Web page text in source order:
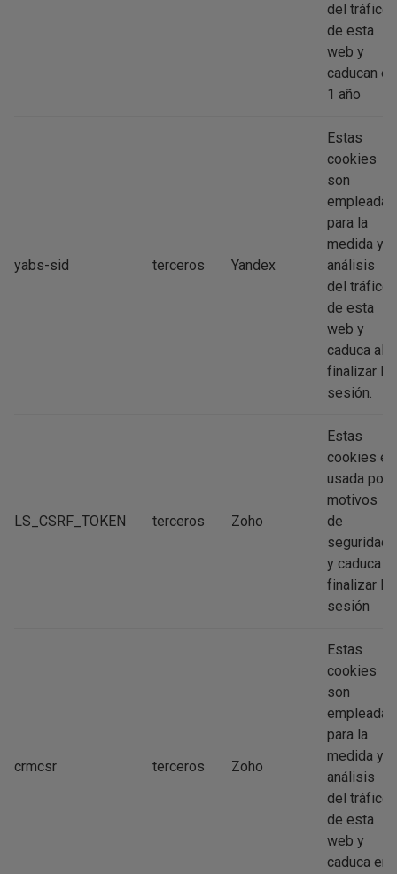
del tráfico
de esta
web y
caducan en
1 año
yabs-sid terceros Yandex
Estas
cookies
son
empleadas
para la
medida y
análisis
del tráfico
de esta
web y
caduca al
finalizar la
sesión.
LS_CSRF_TOKEN terceros Zoho
Estas
cookies es
usada por
motivos
de
seguridad
y caduca al
finalizar la
sesión
crmcsr terceros Zoho
Estas
cookies
son
empleadas
para la
medida y
análisis
del tráfico
de esta
web y
caduca en